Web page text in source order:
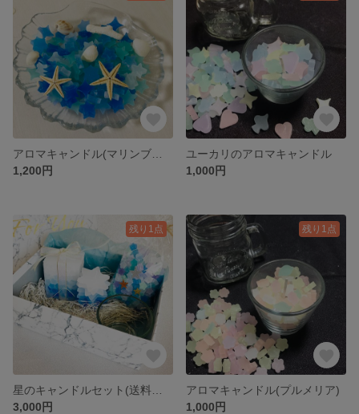
1,200円
ユーカリのアロマキャンドル
1,000円
残り1点
3,000円
残り1点
アロマキャンドル(プルメリア)
1,000円